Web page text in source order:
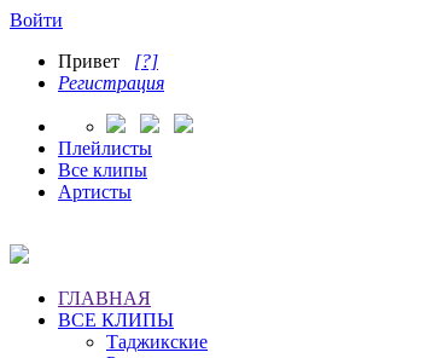
Войти
Привет [?]
Регистрация
Плейлисты
Все клипы
Артисты
ГЛАВНАЯ
ВСЕ КЛИПЫ
Таджикские